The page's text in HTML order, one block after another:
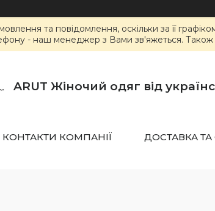
та повідомлення, оскільки за її
- наш менеджер з Вами зв'яжеться. Також
ARUT Жіночий одяг від
КОНТАКТИ КОМПАНІЇ ДОСТАВКА